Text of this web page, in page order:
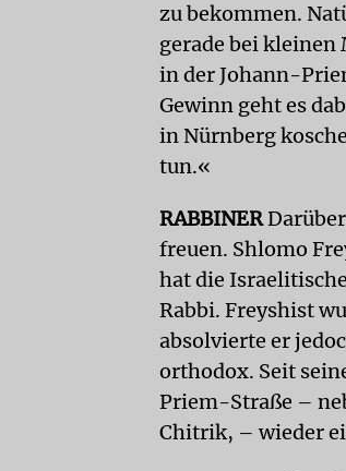
zu bekommen.
gerade bei kleinen
in der Johann-
Gewinn geht es
in Nürnberg
tun.«
RABBINER
freuen. Shlomo
hat die
Rabbi. Freyshist
absolvierte er
orthodox. Seit
Priem-Straße –
Chitrik, – wieder